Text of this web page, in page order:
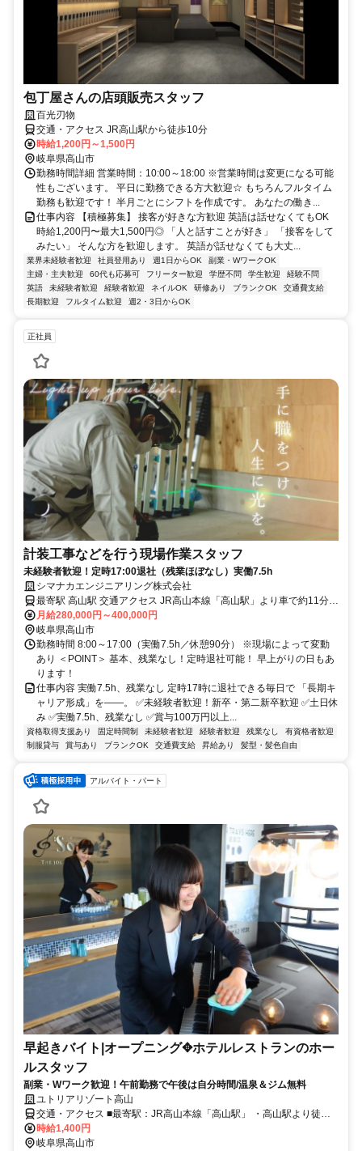
包丁屋さんの店頭販売スタッフ
百光刃物
交通・アクセス JR高山駅から徒歩10分
時給1,200円～1,500円
岐阜県高山市
勤務時間詳細 営業時間：10:00～18:00 ※営業時間は変更になる可能
性もございます。 平日に勤務できる方大歓迎☆ もちろんフルタイム
勤務も歓迎です！ 半月ごとにシフトを作成です。 あなたの働き...
仕事内容 【積極募集】 接客が好きな方歓迎 英語は話せなくてもOK
時給1,200円〜最大1,500円◎ 「人と話すことが好き」 「接客をして
みたい」 そんな方を歓迎します。 英語が話せなくても大丈...
業界未経験者歓迎 社員登用あり 週1日からOK
副業・WワークOK
主婦・主夫歓迎
60代も応募可 フリーター歓迎 学歴不問 学生歓迎
経験不問
英語
未経験者歓迎 経験者歓迎 ネイルOK 研修あり ブランクOK
交通費支給
長期歓迎
フルタイム歓迎 週2・3日からOK
正社員
計装工事などを行う現場作業スタッフ
未経験者歓迎！定時17:00退社（残業ほぼなし）実働7.5h
シマナカエンジニアリング株式会社
最寄駅 高山駅 交通アクセス JR高山本線「高山駅」より車で約11分
※上記は本社までのアクセスです。 【実際の現場】 高山市内、飛騨
地区がメインです。 【出張あり】 エリアは全国各地！北海道～沖縄
県まで！ 1年の半分以上が出張になります。
月給280,000円～400,000円
岐阜県高山市
勤務時間 8:00～17:00（実働7.5h／休憩90分） ※現場によって変動
あり ＜POINT＞ 基本、残業なし！定時退社可能！ 早上がりの日もあ
ります！
仕事内容 実働7.5h、残業なし 定時17時に退社できる毎日で 「長期キ
ャリア形成」を――。 ✅未経験者歓迎！新卒・第二新卒歓迎 ✅土日休
み ✅実働7.5h、残業なし ✅賞与100万円以上...
資格取得支援あり 固定時間制 未経験者歓迎 経験者歓迎 残業なし
有資格者歓迎
制服貸与
賞与あり ブランクOK 交通費支給 昇給あり 髪型・髪色自由
アルバイト・パート
早起きバイト|オープニング✥ホテルレストランのホー
ルスタッフ
副業・Wワーク歓迎！午前勤務で午後は自分時間/温泉＆ジム無料
ユトリアリゾート高山
交通・アクセス ■最寄駅：JR高山本線「高山駅」 ・高山駅より徒歩
約10分 ・自動車通勤可（駐車場あり）
時給1,400円
岐阜県高山市